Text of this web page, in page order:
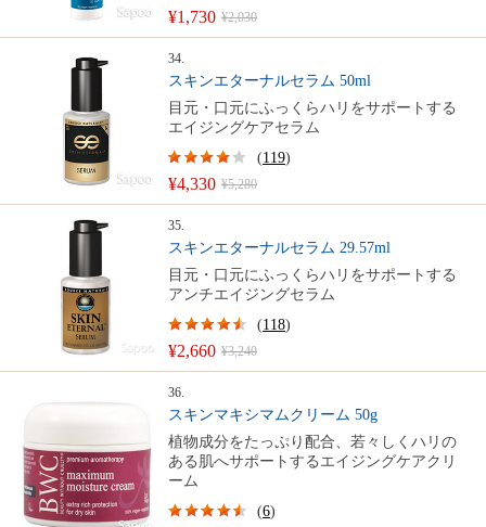
¥1,730 ¥2,030
34.
スキンエターナルセラム 50ml
目元・口元にふっくらハリをサポートする
エイジングケアセラム
¥4,330 ¥5,280
(119)
35.
スキンエターナルセラム 29.57ml
目元・口元にふっくらハリをサポートする
アンチエイジングセラム
¥2,660 ¥3,240
(118)
36.
スキンマキシマムクリーム 50g
植物成分をたっぷり配合、若々しくハリの
ある肌へサポートするエイジングケアクリ
ーム
(6)